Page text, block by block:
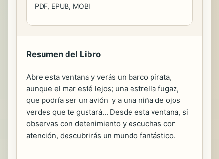
PDF, EPUB, MOBI
Resumen del Libro
Abre esta ventana y verás un barco pirata,
aunque el mar esté lejos; una estrella fugaz,
que podría ser un avión, y a una niña de ojos
verdes que te gustará... Desde esta ventana, si
observas con detenimiento y escuchas con
atención, descubrirás un mundo fantástico.